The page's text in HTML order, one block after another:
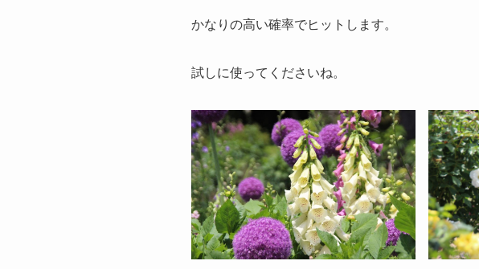
かなりの高い確率でヒットします。
試しに使ってくださいね。